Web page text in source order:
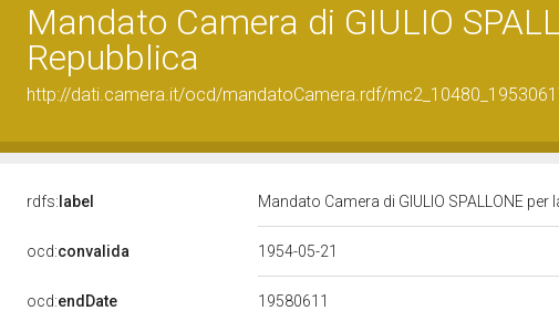
Mandato Camera di GIULIO
Repubblica
http://dati.camera.it/ocd/mandatoCamera.rdf/
rdfs: label Mandato Camera di GIULIO SPALLONE
ocd:convalida 1954-05-21
ocd:endDate 19580611